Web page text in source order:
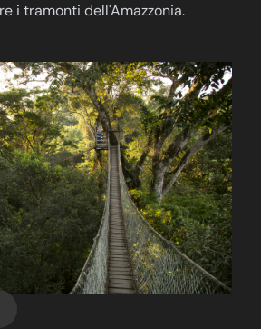
i tramonti dell'Amazzonia.